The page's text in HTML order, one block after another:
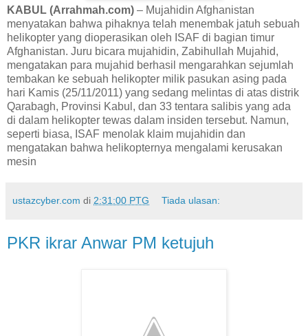
KABUL (Arrahmah.com) – Mujahidin Afghanistan
menyatakan bahwa pihaknya telah menembak jatuh sebuah
helikopter yang dioperasikan oleh ISAF di bagian timur
Afghanistan. Juru bicara mujahidin, Zabihullah Mujahid,
mengatakan para mujahid berhasil mengarahkan sejumlah
tembakan ke sebuah helikopter milik pasukan asing pada
hari Kamis (25/11/2011) yang sedang melintas di atas distrik
Qarabagh, Provinsi Kabul, dan 33 tentara salibis yang ada
di dalam helikopter tewas dalam insiden tersebut. Namun,
seperti biasa, ISAF menolak klaim mujahidin dan
mengatakan bahwa helikopternya mengalami kerusakan
mesin
ustazcyber.com di 2:31:00 PTG Tiada ulasan:
PKR ikrar Anwar PM ketujuh